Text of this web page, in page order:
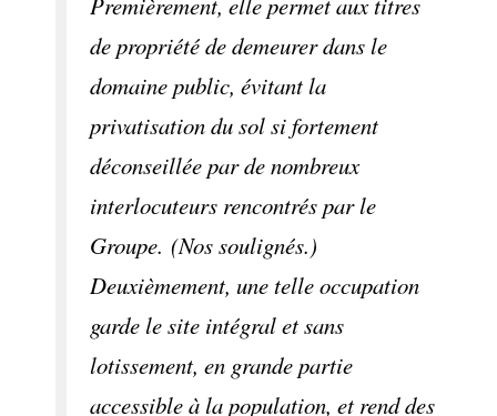
de propriété de demeurer dans le
domaine public, évitant la
privatisation du sol si fortement
déconseillée par de nombreux
interlocuteurs rencontrés par le
Groupe. (Nos soulignés.)
Deuxièmement, une telle occupation
garde le site intégral et sans
lotissement, en grande partie
accessible à la population, et rend des